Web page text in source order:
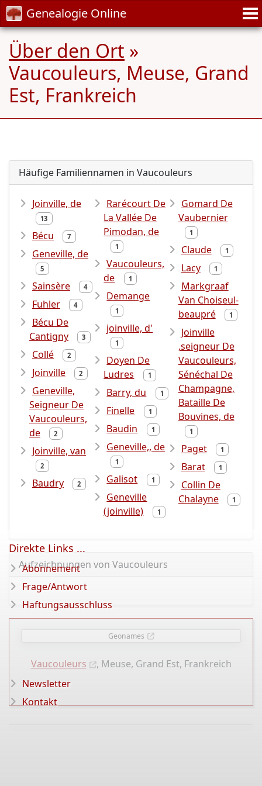
Genealogie Online
Über den Ort »
Vaucouleurs, Meuse, Grand
Est, Frankreich
Häufige Familiennamen in Vaucouleurs
Joinville, de
13
Bécu 7
Geneville, de
5
Sainsère 4
Fuhler 4
Bécu De
Cantigny
3
Collé 2
Joinville 2
Geneville,
Seigneur De
Vaucouleurs,
de
2
Joinville, van
2
Baudry 2
Rarécourt De
La Vallée De
Pimodan, de
1
Vaucouleurs,
de
1
Demange
1
joinville, d'
1
Doyen De
Ludres
1
Barry, du 1
Finelle 1
Baudin 1
Geneville,, de
1
Galisot 1
Geneville
(joinville)
1
Gomard De
Vaubernier
1
Claude 1
Lacy 1
Markgraaf
Van Choiseul-
beaupré
1
Joinville
,seigneur De
Vaucouleurs,
Sénéchal De
Champagne,
Bataille De
Bouvines, de
1
Paget 1
Barat 1
Collin De
Chalayne
1
Aufzeichnungen von Vaucouleurs
Geonames
Vaucouleurs , Meuse, Grand Est, Frankreich
Direkte Links ...
Abonnement
Frage/Antwort
Haftungsausschluss
Newsletter
Kontakt